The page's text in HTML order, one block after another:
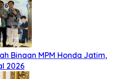
Binaan MPM Honda Jatim,
2026